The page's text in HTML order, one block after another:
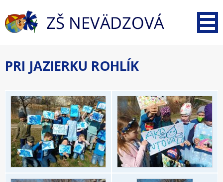
PRI JAZIERKU ROHLÍK